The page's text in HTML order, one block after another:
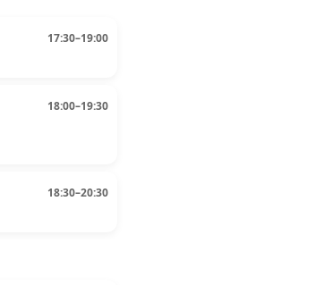
17:30–19:00
18:00–19:30
18:30–20:30